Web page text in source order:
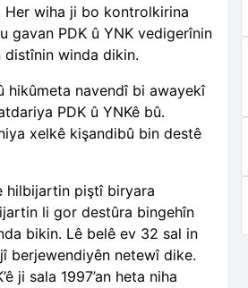
Her wiha ji bo kontrolkirina
gavan PDK û YNK vedigerînin
distînin winda dikin.
hikûmeta navendî bi awayekî
PDK û YNKê bû.
xelkê kişandibû bin destê
hilbijartin piştî biryara
li gor destûra bingehîn
bikin. Lê belê ev 32 sal in
berjewendiyên netewî dike.
ji sala 1997’an heta niha